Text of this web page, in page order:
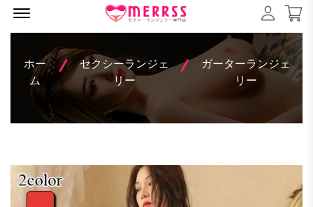
ホー
ム
セクシーランジェ
リー
ガーターランジェ
リー